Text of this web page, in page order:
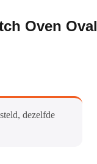
Oven Oval
dezelfde